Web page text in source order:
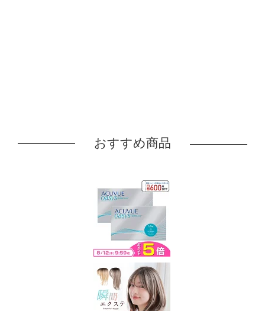
おすすめ商品